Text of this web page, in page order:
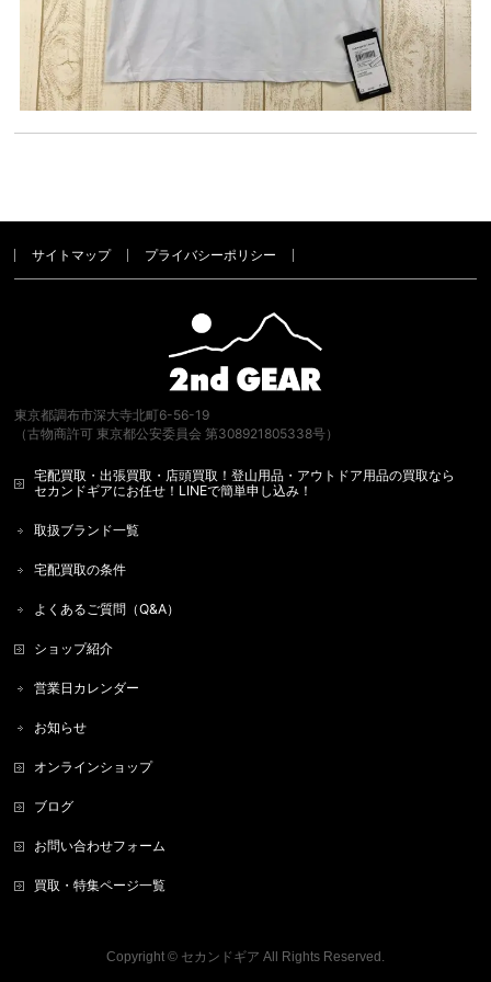
サイトマップ プライバシーポリシー
東京都調布市深大寺北町6-56-19
（古物商許可 東京都公安委員会 第308921805338号）
宅配買取・出張買取・店頭買取！登山用品・アウトドア用品の買取なら
セカンドギアにお任せ！LINEで簡単申し込み！
取扱ブランド一覧
宅配買取の条件
よくあるご質問（Q&A）
ショップ紹介
営業日カレンダー
お知らせ
オンラインショップ
ブログ
お問い合わせフォーム
買取・特集ページ一覧
Copyright © セカンドギア All Rights Reserved.